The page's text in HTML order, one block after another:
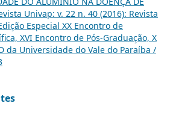
Univap: v. 22 n. 40 (2016): Revista
Especial XX Encontro de
XVI Encontro de Pós-Graduação, X
da Universidade do Vale do Paraíba /